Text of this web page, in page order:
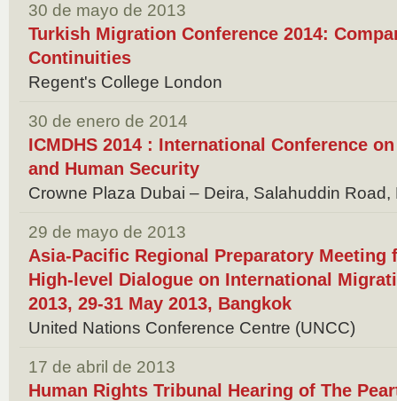
30 de mayo de 2013
Turkish Migration Conference 2014:
Continuities
Regent's College London
30 de enero de 2014
ICMDHS 2014 : International Conference
and Human Security
Crowne Plaza Dubai – Deira, Salahuddin Road,
29 de mayo de 2013
Asia-Pacific Regional Preparatory Meeting
High-level Dialogue on International
2013, 29-31 May 2013, Bangkok
United Nations Conference Centre (UNCC)
17 de abril de 2013
Human Rights Tribunal Hearing of The